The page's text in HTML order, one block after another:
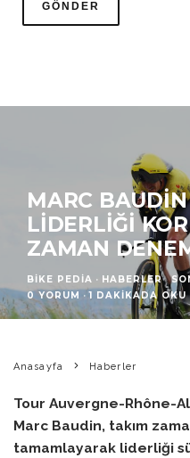
MARC BAUDIN
LIDERLIĞI
ZAMAN
BIKE PEDIA · HABERLER
0 YORUM · 1 DAKIKADA OKU
Anasayfa Haberler
Tour Auvergne-Rhône-
Marc Baudin, takım
tamamlayarak liderliği